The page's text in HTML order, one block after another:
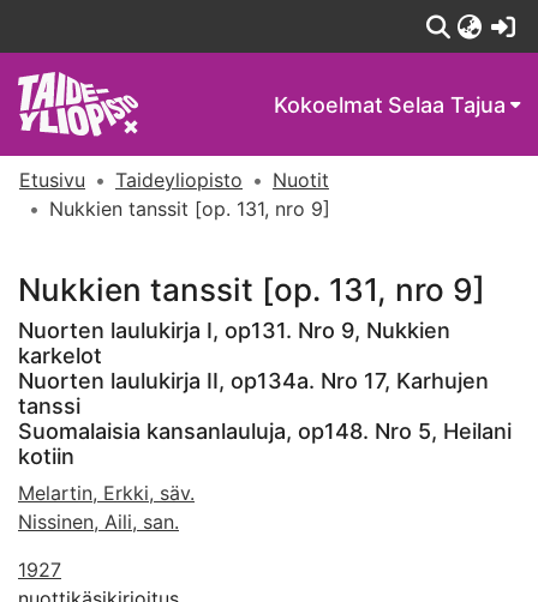
Kokoelmat Selaa Tajua
Etusivu Taideyliopisto
Nuotit
Nukkien tanssit [op. 131, nro 9]
Nukkien tanssit [op. 131, nro 9]
Nuorten laulukirja I, op131. Nro 9, Nukkien
karkelot
Nuorten laulukirja II, op134a. Nro 17, Karhujen
tanssi
Suomalaisia kansanlauluja, op148. Nro 5, Heilani
kotiin
Melartin, Erkki, säv.
Nissinen, Aili, san.
1927